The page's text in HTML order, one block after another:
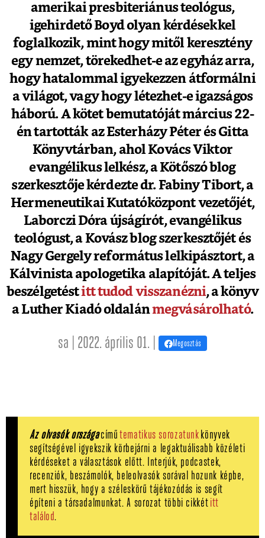
amerikai presbiteriánus teológus,
igehirdető Boyd olyan kérdésekkel
foglalkozik, mint hogy mitől keresztény
egy nemzet, törekedhet-e az egyház arra,
hogy hatalommal igyekezzen átformálni
a világot, vagy hogy létezhet-e igazságos
háború. A kötet bemutatóját március 22-
én tartották az Esterházy Péter és Gitta
Könyvtárban, ahol Kovács Viktor
evangélikus lelkész, a Kötőszó blog
szerkesztője kérdezte dr. Fabiny Tibort, a
Hermeneutikai Kutatóközpont vezetőjét,
Laborczi Dóra újságírót, evangélikus
teológust, a Kovász blog szerkesztőjét és
Nagy Gergely református lelkipásztort, a
Kálvinista apologetika alapítóját. A teljes
beszélgetéstitt tudod visszanézni, a könyv
a Luther Kiadó oldalánmegvásárolható.
sa | 2022. április 01. | Megosztás
Az olvasók országacíműtematikus sorozatunk könyvek
segítségével igyekszik körbejárni a legaktuálisabb közéleti
kérdéseket a választások előtt. Interjúk, podcastek,
recenziók, beszámolók, beleolvasók sorával hozunk képbe,
mert hisszük, hogy a széleskörű tájékozódás is segít
építeni a társadalmunkat. A sorozat többi cikkétitt
találod.